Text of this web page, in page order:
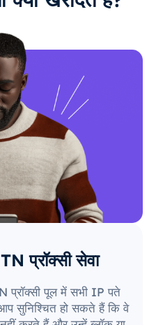
प्रॉक्सी सेवा
पूल में सभी IP पते
सुनिश्चित हो सकते हैं कि वे